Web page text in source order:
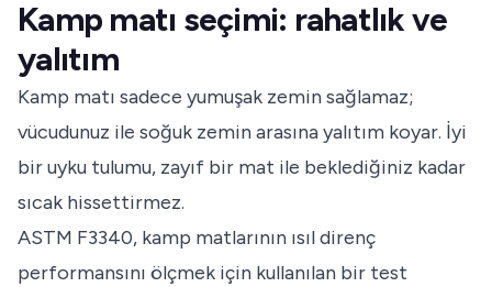
Kamp matı seçimi: rahatlık ve
yalıtım
Kamp matı sadece yumuşak zemin sağlamaz;
vücudunuz ile soğuk zemin arasına yalıtım koyar. İyi
bir uyku tulumu, zayıf bir mat ile beklediğiniz kadar
sıcak hissettirmez.
ASTM F3340, kamp matlarının ısıl direnç
performansını ölçmek için kullanılan bir test